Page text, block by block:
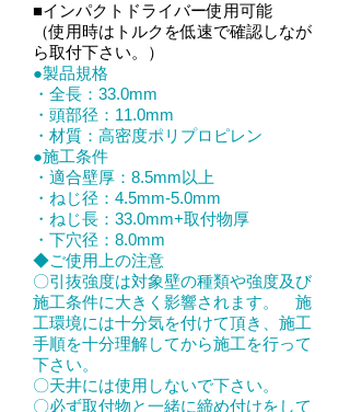
■インパクトドライバー使用可能
（使用時はトルクを低速で確認しなが
ら取付下さい。）
●製品規格
・全長：33.0mm
・頭部径：11.0mm
・材質：高密度ポリプロピレン
●施工条件
・適合壁厚：8.5mm以上
・ねじ径：4.5mm-5.0mm
・ねじ長：33.0mm+取付物厚
・下穴径：8.0mm
◆ご使用上の注意
〇引抜強度は対象壁の種類や強度及び
施工条件に大きく影響されます。 施
工環境には十分気を付けて頂き、施工
手順を十分理解してから施工を行って
下さい。
〇天井には使用しないで下さい。
〇必ず取付物と一緒に締め付けをして